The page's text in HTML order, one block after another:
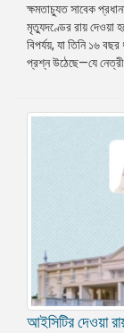
ক্ষমতাচ্যুত সাবেক
মৃত্যুদণ্ডের রায় দেওয়া
বিপর্যয়, যা তিনি ১৬
প্রশ্ন উঠেছে—যে নেত্রী
আইসিটির দেওয়া